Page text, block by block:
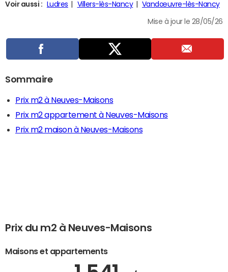
Voir aussi : Ludres Villers-lès-Nancy Vandœuvre-lès-Nancy
Mise à jour le 28/05/26
Sommaire
Prix m2 à Neuves-Maisons
Prix m2 appartement à Neuves-Maisons
Prix m2 maison à Neuves-Maisons
Prix du m2 à Neuves-Maisons
Maisons et appartements